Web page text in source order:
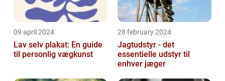
09 april 2024
Lav selv plakat: En guide
til personlig vægkunst
28 february 2024
Jagtudstyr - det
essentielle udstyr til
enhver jæger